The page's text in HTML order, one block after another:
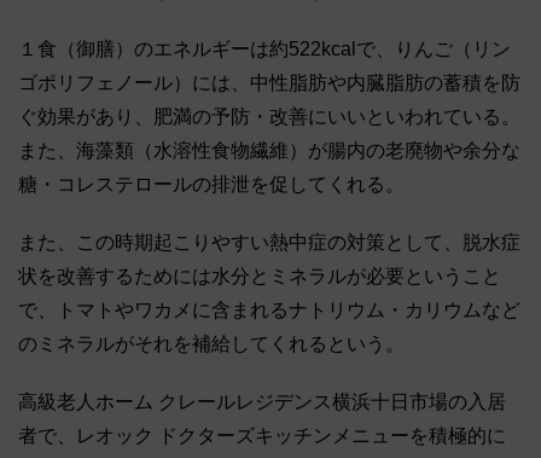
１食（御膳）のエネルギーは約522kcalで、りんご（リン
ゴポリフェノール）には、中性脂肪や内臓脂肪の蓄積を防
ぐ効果があり、肥満の予防・改善にいいといわれている。
また、海藻類（水溶性食物繊維）が腸内の老廃物や余分な
糖・コレステロールの排泄を促してくれる。
また、この時期起こりやすい熱中症の対策として、脱水症
状を改善するためには水分とミネラルが必要ということ
で、トマトやワカメに含まれるナトリウム・カリウムなど
のミネラルがそれを補給してくれるという。
高級老人ホーム クレールレジデンス横浜十日市場の入居
者で、レオック ドクターズキッチンメニューを積極的に